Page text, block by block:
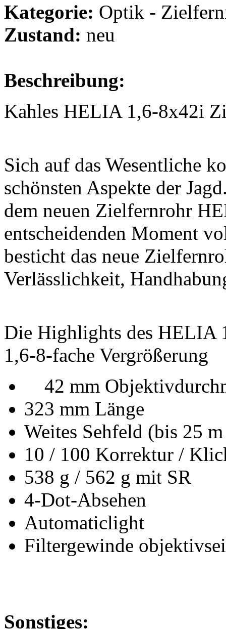
Kategorie: Optik -
Zustand: neu
Beschreibung:
Kahles HELIA 1,6-8x42i
Sich auf das Wesentliche
schönsten Aspekte der
dem neuen Zielfernrohr
entscheidenden Moment
besticht das neue
Verlässlichkeit,
Die Highlights des HELIA
1,6-8-fache Vergrößerung
42 mm
323 mm Länge
Weites Sehfeld (bis 25
10 / 100 Korrektur /
538 g / 562 g mit SR
4-Dot-Absehen
Automaticlight
Filtergewinde
Sonstiges: